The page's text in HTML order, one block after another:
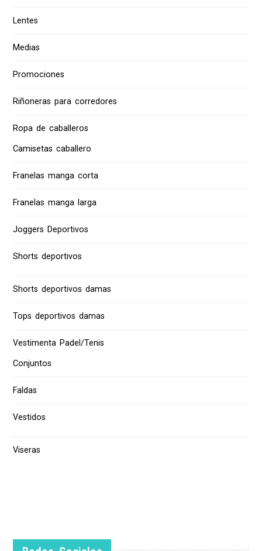
Lentes
Medias
Promociones
Riñoneras para corredores
Ropa de caballeros
Camisetas caballero
Franelas manga corta
Franelas manga larga
Joggers Deportivos
Shorts deportivos
Shorts deportivos damas
Tops deportivos damas
Vestimenta Padel/Tenis
Conjuntos
Faldas
Vestidos
Viseras